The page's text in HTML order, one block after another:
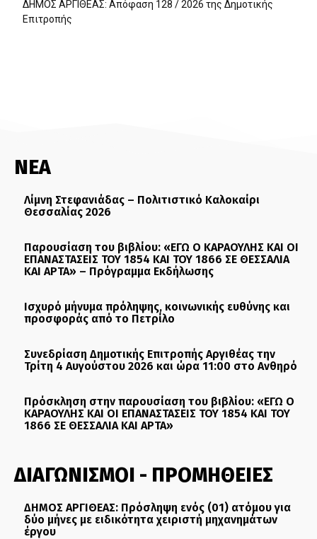
ΔΗΜΟΣ ΑΡΓΙΘΕΑΣ: Απόφαση 128 / 2026 της Δημοτικής
Επιτροπής
ΝΕΑ
Λίμνη Στεφανιάδας – Πολιτιστικό Καλοκαίρι
Θεσσαλίας 2026
Παρουσίαση του βιβλίου: «ΕΓΩ Ο ΚΑΡΑΟΥΛΗΣ ΚΑΙ ΟΙ
ΕΠΑΝΑΣΤΑΣΕΙΣ ΤΟΥ 1854 ΚΑΙ ΤΟΥ 1866 ΣΕ ΘΕΣΣΑΛΙΑ
ΚΑΙ ΑΡΤΑ» – Πρόγραμμα Εκδήλωσης
Ισχυρό μήνυμα πρόληψης, κοινωνικής ευθύνης και
προσφοράς από το Πετρίλο
Συνεδρίαση Δημοτικής Επιτροπής Αργιθέας την
Τρίτη 4 Αυγούστου 2026 και ώρα 11:00 στο Ανθηρό
Πρόσκληση στην παρουσίαση του βιβλίου: «ΕΓΩ Ο
ΚΑΡΑΟΥΛΗΣ ΚΑΙ ΟΙ ΕΠΑΝΑΣΤΑΣΕΙΣ ΤΟΥ 1854 ΚΑΙ ΤΟΥ
1866 ΣΕ ΘΕΣΣΑΛΙΑ ΚΑΙ ΑΡΤΑ»
ΔΙΑΓΩΝΙΣΜΟΙ - ΠΡΟΜΗΘΕΙΕΣ
ΔΗΜΟΣ ΑΡΓΙΘΕΑΣ: Πρόσληψη ενός (01) ατόμου για
δύο μήνες με ειδικότητα χειριστή μηχανημάτων
έργου